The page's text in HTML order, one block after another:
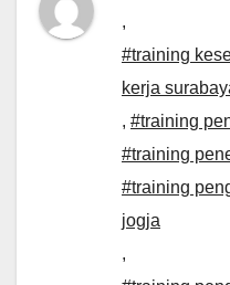
,
#training
kerja
, #training
#training
#training
jogja
,